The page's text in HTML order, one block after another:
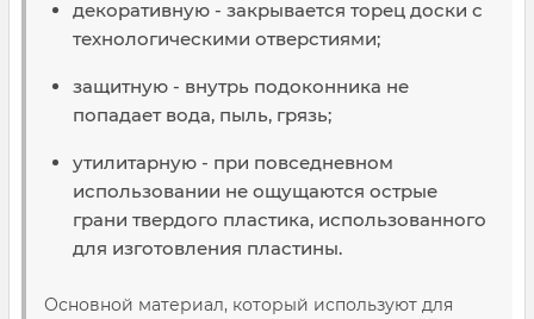
декоративную - закрывается торец доски с
технологическими отверстиями;
защитную - внутрь подоконника не
попадает вода, пыль, грязь;
утилитарную - при повседневном
использовании не ощущаются острые
грани твердого пластика, использованного
для изготовления пластины.
Основной материал, который используют для